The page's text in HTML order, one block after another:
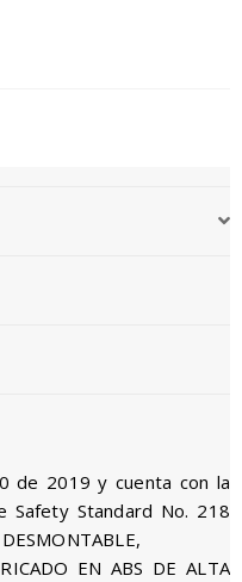
de 2019 y cuenta con la
Safety Standard No. 218
EN ABS DE ALTA